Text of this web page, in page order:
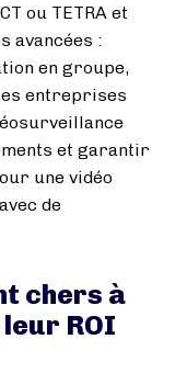
ou TETRA et
avancées :
en groupe,
entreprises
et garantir
une vidéo
de
chers à
ROI